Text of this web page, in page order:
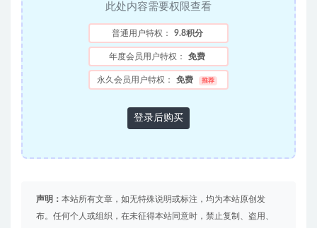
此处内容需要权限查看
普通用户特权： 9.8积分
年度会员用户特权： 免费
永久会员用户特权： 免费 推荐
登录后购买
声明： 本站所有文章，如无特殊说明或标注，均为本站原创发
布。任何个人或组织，在未征得本站同意时，禁止复制、盗用、